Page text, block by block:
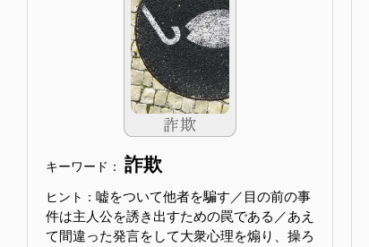
キーワード： 詐欺
ヒント： 嘘をついて他者を騙す／目の前の事
件は主人公を誘き出すための罠である／あえ
て間違った発言をして大衆心理を煽り、操ろ